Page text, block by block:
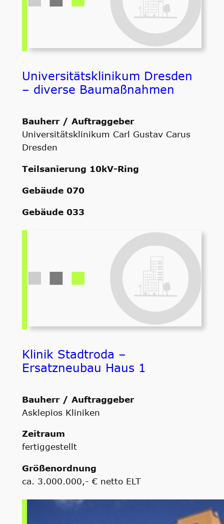
Universitätsklinikum Dresden
– diverse Baumaßnahmen
Bauherr / Auftraggeber
Universitätsklinikum Carl Gustav Carus
Dresden
Teilsanierung 10kV-Ring
Gebäude 070
Gebäude 033
Klinik Stadtroda –
Ersatzneubau Haus 1
Bauherr / Auftraggeber
Asklepios Kliniken
Zeitraum
fertiggestellt
Größenordnung
ca. 3.000.000,- € netto ELT